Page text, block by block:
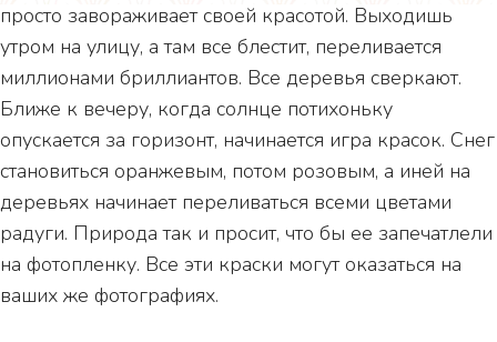
просто завораживает своей красотой. Выходишь
утром на улицу, а там все блестит, переливается
миллионами бриллиантов. Все деревья сверкают.
Ближе к вечеру, когда солнце потихоньку
опускается за горизонт, начинается игра красок. Снег
становиться оранжевым, потом розовым, а иней на
деревьях начинает переливаться всеми цветами
радуги. Природа так и просит, что бы ее запечатлели
на фотопленку. Все эти краски могут оказаться на
ваших же фотографиях.